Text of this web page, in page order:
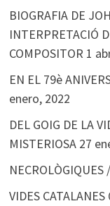
BIOGRAFIA DE
INTERPRETACIÓ
COMPOSITOR 1
EN EL 79è
enero, 2022
DEL GOIG DE LA
MISTERIOSA 27
VIDES